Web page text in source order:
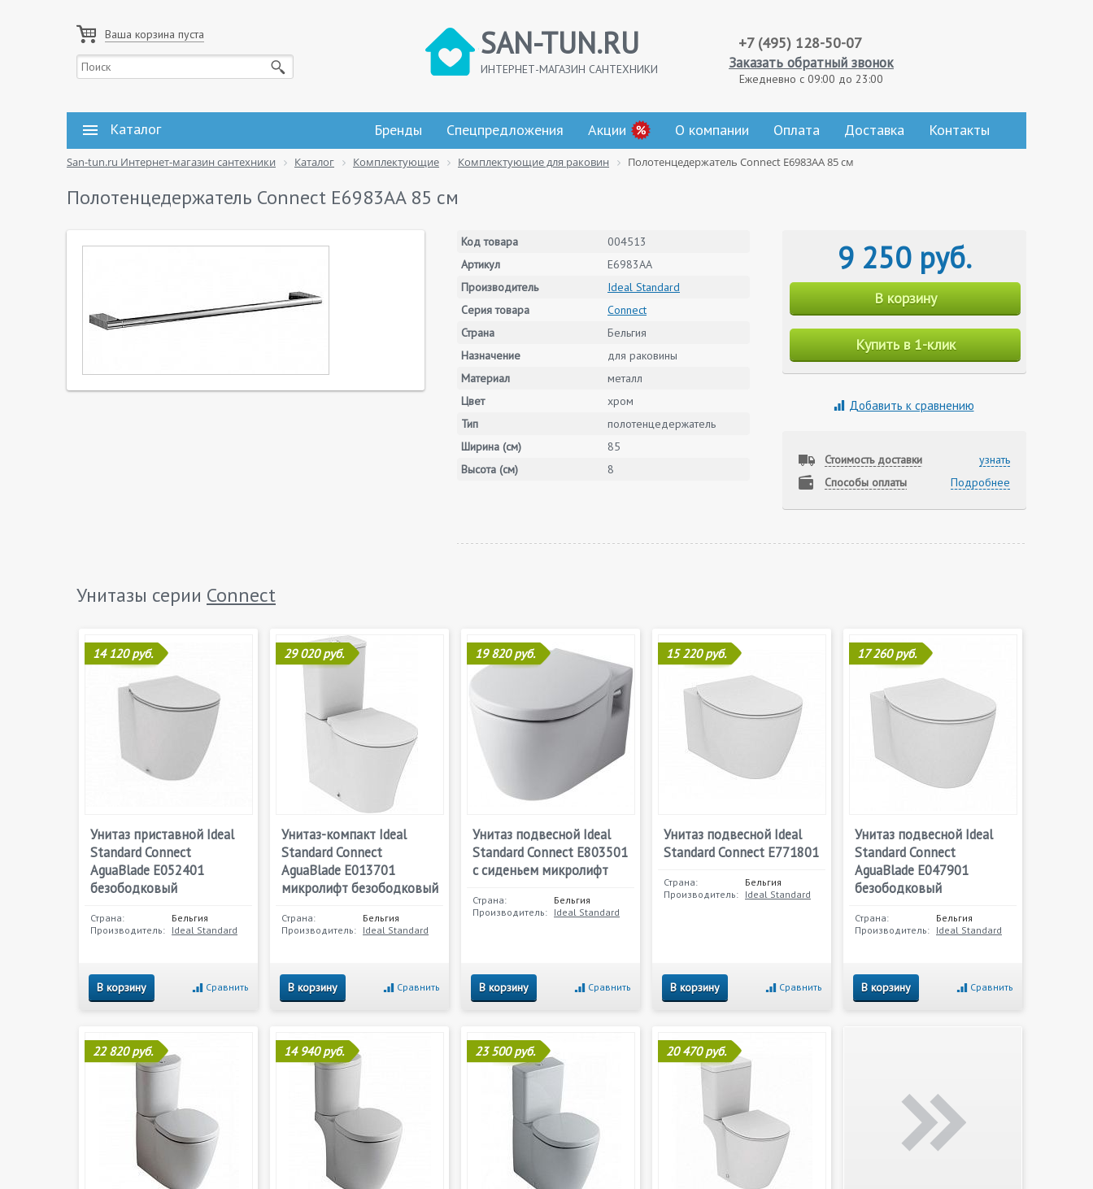
Ваша корзина пуста SAN-TUN.RU
ИНТЕРНЕТ-МАГАЗИН САНТЕХНИКИ
+7 (495) 128-50-07
Заказать обратный звонок
Ежедневно с 09:00 до 23:00
Каталог Бренды Спецпредложения Акции О компании Оплата Доставка Контакты
San-tun.ru Интернет-магазин сантехники Каталог Комплектующие Комплектующие для раковин Полотенцедержатель Connect E6983AA 85 см
Полотенцедержатель Connect E6983AA 85 см
Код товара
004513
Артикул
E6983AA
Производитель
Ideal Standard
Серия товара
Connect
Страна
Бельгия
Назначение
для раковины
Материал
металл
Цвет
хром
Тип
полотенцедержатель
Ширина (см)
85
Высота (см)
8
9 250 руб.
В корзину
Купить в 1-клик
Добавить к сравнению
Стоимость доставки
узнать
Способы оплаты
Подробнее
Унитазы серии Connect
14 120 руб.
Унитаз приставной Ideal
Standard Connect
AguaBlade E052401
безободковый
Страна:
Бельгия
Производитель: Ideal Standard
В корзину Сравнить
29 020 руб.
Унитаз-компакт Ideal
Standard Connect
AguaBlade E013701
микролифт безободковый
Страна:
Бельгия
Производитель: Ideal Standard
В корзину Сравнить
19 820 руб.
Унитаз подвесной Ideal
Standard Connect E803501
с сиденьем микролифт
Страна:
Бельгия
Производитель: Ideal Standard
В корзину Сравнить
15 220 руб.
Унитаз подвесной Ideal
Standard Connect E771801
Страна:
Бельгия
Производитель: Ideal Standard
В корзину Сравнить
17 260 руб.
Унитаз подвесной Ideal
Standard Connect
AguaBlade E047901
безободковый
Страна:
Бельгия
Производитель: Ideal Standard
В корзину Сравнить
22 820 руб. 14 940 руб. 23 500 руб. 20 470 руб.